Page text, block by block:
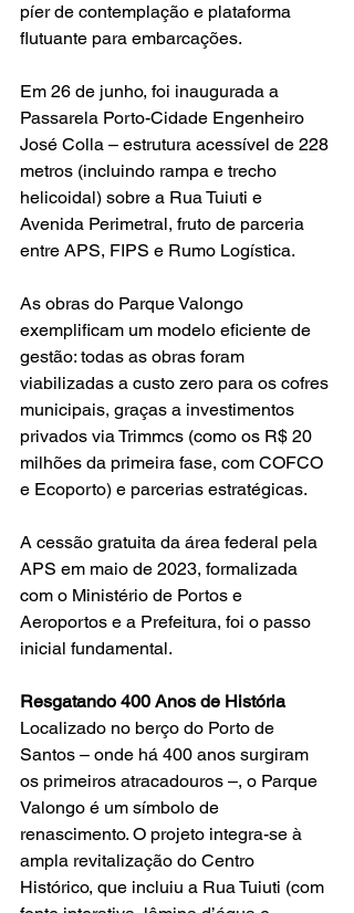
píer de contemplação e plataforma
flutuante para embarcações.
Em 26 de junho, foi inaugurada a
Passarela Porto-Cidade Engenheiro
José Colla – estrutura acessível de 228
metros (incluindo rampa e trecho
helicoidal) sobre a Rua Tuiuti e
Avenida Perimetral, fruto de parceria
entre APS, FIPS e Rumo Logística.
As obras do Parque Valongo
exemplificam um modelo eficiente de
gestão: todas as obras foram
viabilizadas a custo zero para os cofres
municipais, graças a investimentos
privados via Trimmcs (como os R$ 20
milhões da primeira fase, com COFCO
e Ecoporto) e parcerias estratégicas.
A cessão gratuita da área federal pela
APS em maio de 2023, formalizada
com o Ministério de Portos e
Aeroportos e a Prefeitura, foi o passo
inicial fundamental.
Resgatando 400 Anos de História
Localizado no berço do Porto de
Santos – onde há 400 anos surgiram
os primeiros atracadouros –, o Parque
Valongo é um símbolo de
renascimento. O projeto integra-se à
ampla revitalização do Centro
Histórico, que incluiu a Rua Tuiuti (com